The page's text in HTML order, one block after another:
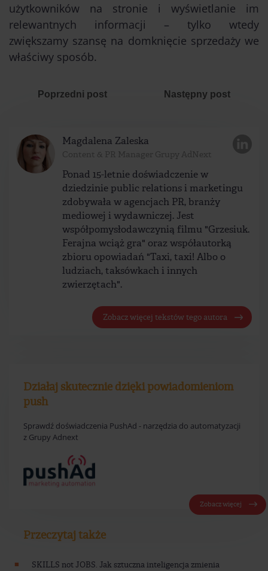
użytkowników na stronie i wyświetlanie im
relewantnych informacji – tylko wtedy
zwiększamy szansę na domknięcie sprzedaży we
właściwy sposób.
Poprzedni post Następny post
Magdalena Zaleska
Ponad 15-letnie doświadczenie w
dziedzinie public relations i marketingu
zdobywała w agencjach PR, branży
mediowej i wydawniczej. Jest
współpomysłodawczynią filmu "Grzesiuk.
Ferajna wciąż gra" oraz współautorką
zbioru opowiadań "Taxi, taxi! Albo o
ludziach, taksówkach i innych
zwierzętach".
Zobacz więcej tekstów tego autora
Działaj skutecznie dzięki powiadomieniom
push
Sprawdź doświadczenia PushAd - narzędzia do automatyzacji
z Grupy Adnext
Zobacz więcej
Przeczytaj także
SKILLS not JOBS. Jak sztuczna inteligencja zmienia